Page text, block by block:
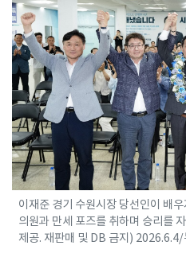
이재준 경기 수원시장 당선인이 배
의원과 만세 포즈를 취하며 승리를
제공. 재판매 및 DB 금지) 2026.6.4/